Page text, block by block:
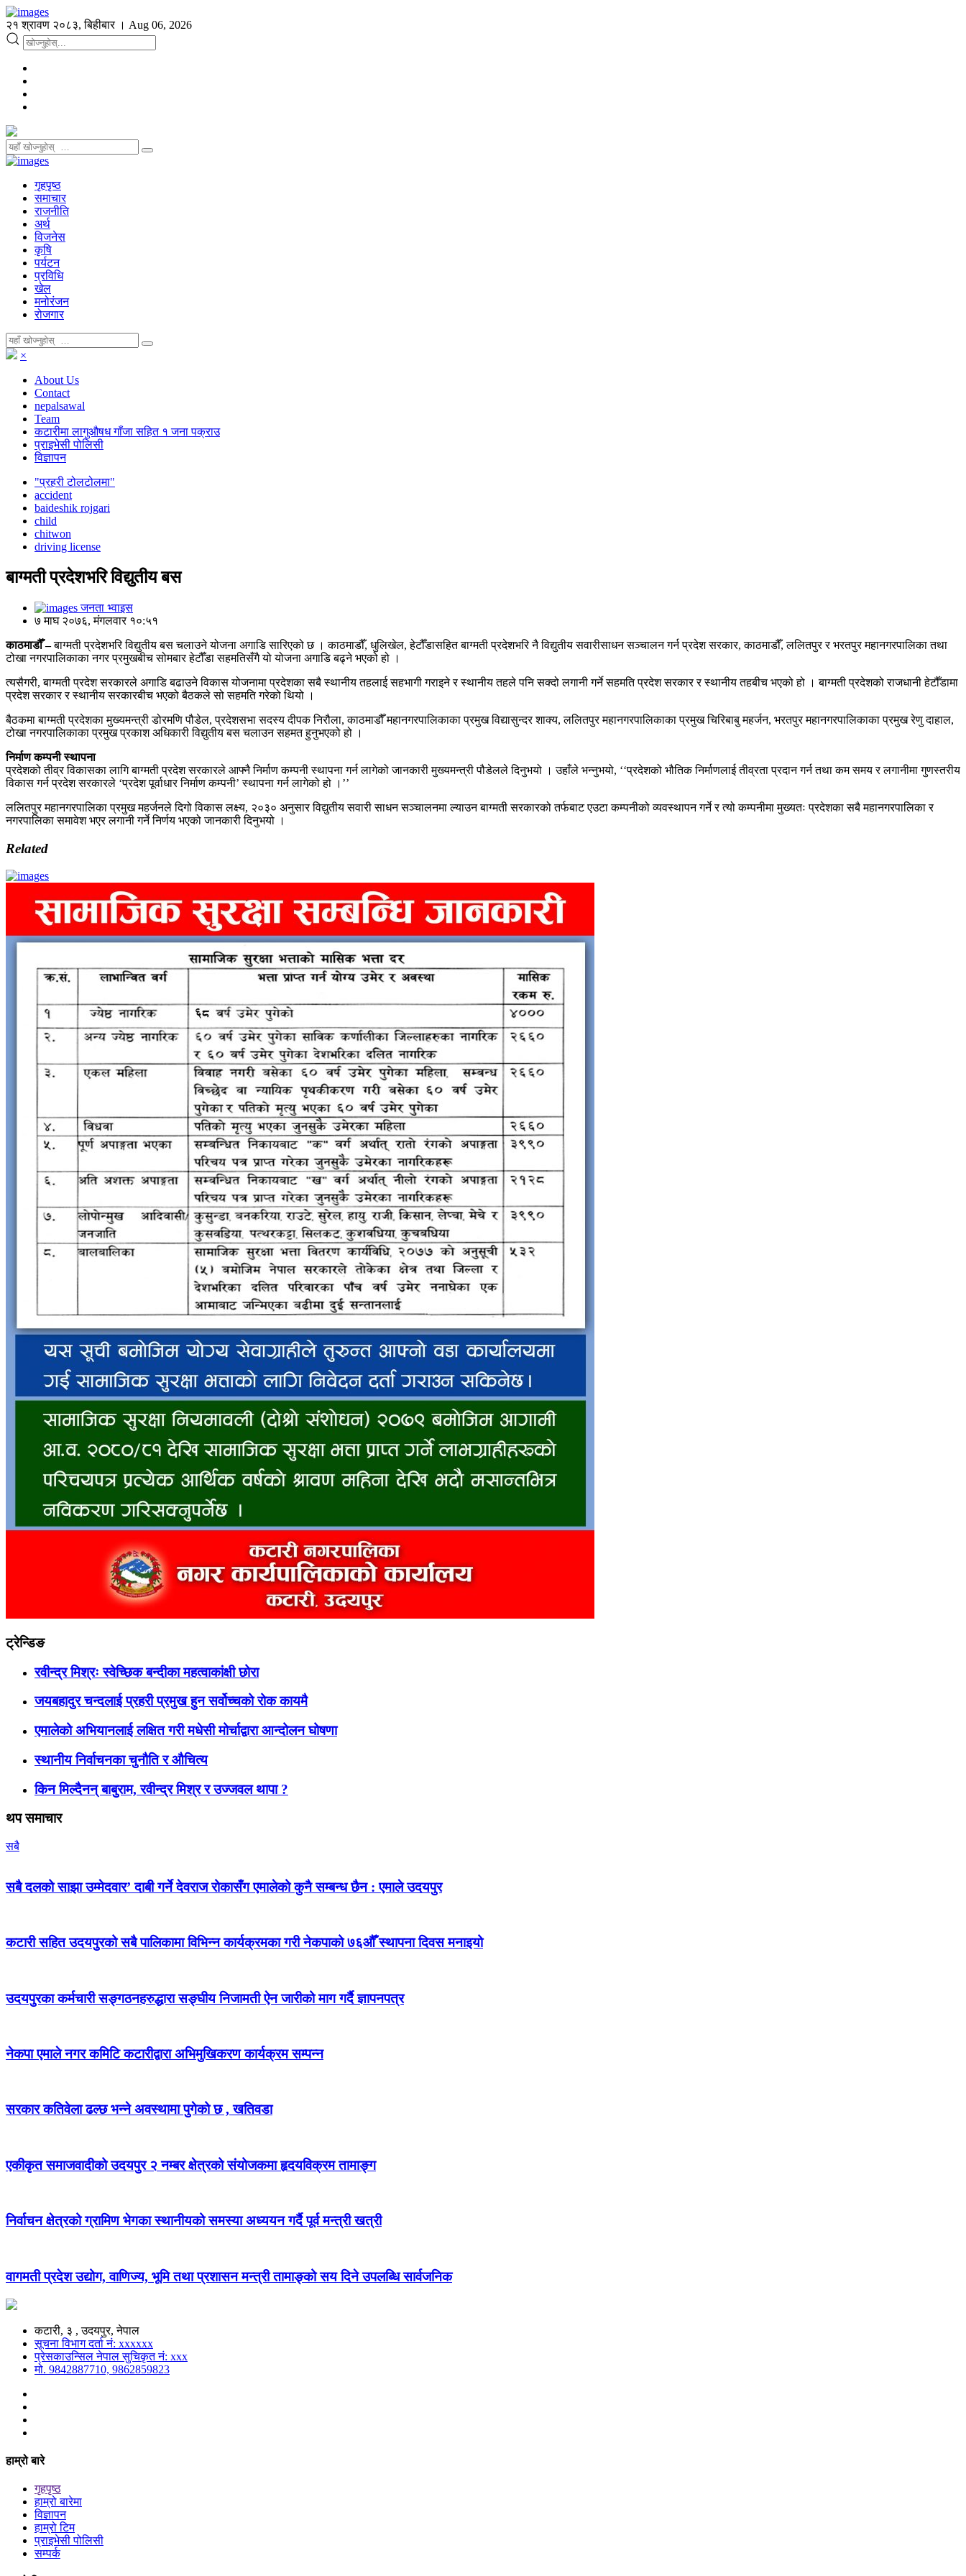
२१ श्रावण २०८३, बिहीबार । Aug 06, 2026
गृहपृष्ठ
समाचार
राजनीति
अर्थ
विजनेस
कृषि
पर्यटन
प्रविधि
खेल
मनोरंजन
रोजगार
×
About Us
Contact
nepalsawal
Team
कटारीमा लागुऔषध गाँजा सहित १ जना पक्राउ
प्राइभेसी पोलिसी
विज्ञापन
"प्रहरी टोलटोलमा"
accident
baideshik rojgari
child
chitwon
driving license
बाग्मती प्रदेशभरि विद्युतीय बस
जनता भ्वाइस
७ माघ २०७६, मंगलवार १०:५१
काठमाडौँ –बाग्मती प्रदेशभरि विद्युतीय बस चलाउने योजना अगाडि सारिएको छ । काठमाडौँ, धुलिखेल, हेटौँडासहित बाग्मती प्रदेशभरि नै विद्युतीय सवारीसाधन सञ्चालन गर्न प्रदेश सरकार, काठमाडौँ, ललितपुर र भरतपुर महानगरपालिका तथा
टोखा नगरपालिकाका नगर प्रमुखबीच सोमबार हेटौँडा सहमतिसँगै यो योजना अगाडि बढ्ने भएको हो ।
त्यसैगरी, बाग्मती प्रदेश सरकारले अगाडि बढाउने विकास योजनामा प्रदेशका सबै स्थानीय तहलाई सहभागी गराइने र स्थानीय तहले पनि सक्दो लगानी गर्ने सहमति प्रदेश सरकार र स्थानीय तहबीच भएको हो । बाग्मती प्रदेशको राजधानी हेटौँडामा
प्रदेश सरकार र स्थानीय सरकारबीच भएको बैठकले सो सहमति गरेको थियो ।
बैठकमा बाग्मती प्रदेशका मुख्यमन्त्री डोरमणि पौडेल, प्रदेशसभा सदस्य दीपक निरौला, काठमाडौँ महानगरपालिकाका प्रमुख विद्यासुन्दर शाक्य, ललितपुर महानगरपालिकाका प्रमुख चिरिबाबु महर्जन, भरतपुर महानगरपालिकाका प्रमुख रेणु दाहाल,
टोखा नगरपालिकाका प्रमुख प्रकाश अधिकारी विद्युतीय बस चलाउन सहमत हुनुभएको हो ।
निर्माण कम्पनी स्थापना
प्रदेशको तीव्र विकासका लागि बाग्मती प्रदेश सरकारले आफ्नै निर्माण कम्पनी स्थापना गर्न लागेको जानकारी मुख्यमन्त्री पौडेलले दिनुभयो । उहाँले भन्नुभयो, ‘‘प्रदेशको भौतिक निर्माणलाई तीव्रता प्रदान गर्न तथा कम समय र लगानीमा गुणस्तरीय
विकास गर्न प्रदेश सरकारले ‘प्रदेश पूर्वाधार निर्माण कम्पनी’ स्थापना गर्न लागेको हो ।’’
ललितपुर महानगरपालिका प्रमुख महर्जनले दिगो विकास लक्ष्य, २०३० अनुसार विद्युतीय सवारी साधन सञ्चालनमा ल्याउन बाग्मती सरकारको तर्फबाट एउटा कम्पनीको व्यवस्थापन गर्ने र त्यो कम्पनीमा मुख्यतः प्रदेशका सबै महानगरपालिका र
नगरपालिका समावेश भएर लगानी गर्ने निर्णय भएको जानकारी दिनुभयो ।
Related
ट्रेन्डिङ
रवीन्द्र मिश्रः स्वेच्छिक बन्दीका महत्वाकांक्षी छोरा
जयबहादुर चन्दलाई प्रहरी प्रमुख हुन सर्वोच्चको रोक कायमै
एमालेको अभियानलाई लक्षित गरी मधेसी मोर्चाद्वारा आन्दोलन घोषणा
स्थानीय निर्वाचनका चुनौति र औचित्य
किन मिल्दैनन् बाबुराम, रवीन्द्र मिश्र र उज्जवल थापा ?
थप समाचार
सबै
सबै दलको साझा उम्मेदवार’ दाबी गर्ने देवराज रोकासँग एमालेको कुनै सम्बन्ध छैन : एमाले उदयपुर
कटारी सहित उदयपुरको सबै पालिकामा विभिन्न कार्यक्रमका गरी नेकपाको ७६औँ स्थापना दिवस मनाइयो
उदयपुरका कर्मचारी सङ्गठनहरुद्धारा सङ्घीय निजामती ऐन जारीको माग गर्दै ज्ञापनपत्र
नेकपा एमाले नगर कमिटि कटारीद्वारा अभिमुखिकरण कार्यक्रम सम्पन्न
सरकार कतिवेला ढल्छ भन्ने अवस्थामा पुगेको छ , खतिवडा
एकीकृत समाजवादीको उदयपुर २ नम्बर क्षेत्रको संयोजकमा हृदयविक्रम तामाङ्ग
निर्वाचन क्षेत्रको ग्रामिण भेगका स्थानीयको समस्या अध्ययन गर्दै पूर्व मन्त्री खत्री
वागमती प्रदेश उद्योग, वाणिज्य, भूमि तथा प्रशासन मन्त्री तामाङ्को सय दिने उपलब्धि सार्वजनिक
कटारी, ३ , उदयपुर, नेपाल
सूचना विभाग दर्ता नं: xxxxxx
प्रेसकाउन्सिल नेपाल सुचिकृत नं: xxx
मो. 9842887710, 9862859823
हाम्रो बारे
गृहपृष्ठ
हाम्रो बारेमा
विज्ञापन
हाम्रो टिम
प्राइभेसी पोलिसी
सम्पर्क